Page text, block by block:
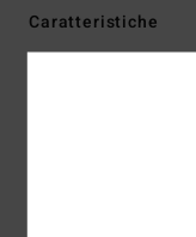
Caratteristiche
tessuto post-
Grafene